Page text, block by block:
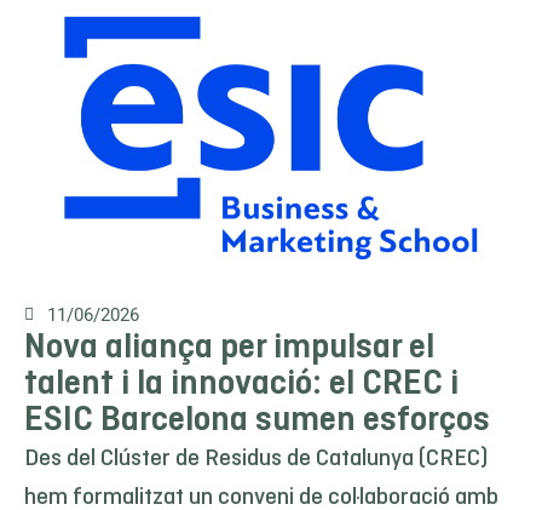
11/06/2026
Nova aliança per impulsar el
talent i la innovació: el CREC i
ESIC Barcelona sumen esforços
Des del Clúster de Residus de Catalunya (CREC)
hem formalitzat un conveni de col·laboració amb